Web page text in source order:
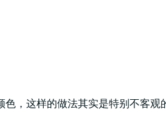
，这样的做法其实是特别不客观